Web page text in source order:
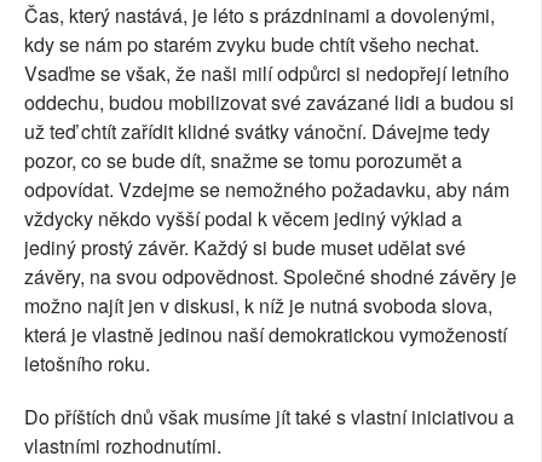
Čas, který nastává, je léto s prázdninami a dovolenými,
kdy se nám po starém zvyku bude chtít všeho nechat.
Vsaďme se však, že naši milí odpůrci si nedopřejí letního
oddechu, budou mobilizovat své zavázané lidi a budou si
už teď chtít zařídit klidné svátky vánoční. Dávejme tedy
pozor, co se bude dít, snažme se tomu porozumět a
odpovídat. Vzdejme se nemožného požadavku, aby nám
vždycky někdo vyšší podal k věcem jediný výklad a
jediný prostý závěr. Každý si bude muset udělat své
závěry, na svou odpovědnost. Společné shodné závěry je
možno najít jen v diskusi, k níž je nutná svoboda slova,
která je vlastně jedinou naší demokratickou vymožeností
letošního roku.
Do příštích dnů však musíme jít také s vlastní iniciativou a
vlastními rozhodnutími.